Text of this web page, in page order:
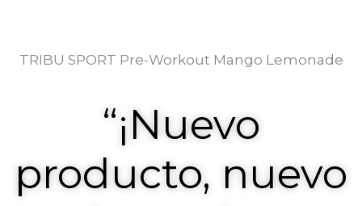
TRIBU SPORT Pre-Workout Mango Lemonade
“¡Nuevo
producto, nuevo